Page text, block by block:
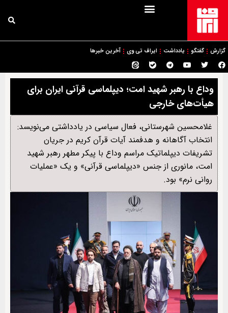
گزارش گفتگو یادداشت ایراف تی وی آخرین خبرها
وداع با رهبر شهید امت؛ دیپلماسی قرآنی ایران برای
هیأت‌های خارجی
غلامحسین شهرستانی، فعال سیاسی در یادداشتی می‌نویسد:
انتخاب آگاهانه و هدفمند آیات قرآن کریم در جریان
تشریفات دیپلماتیک مراسم وداع با پیکر مطهر رهبر شهید
امت، مانوری از جنس «دیپلماسی قرآنی» و یک «عملیات
روانی نرم» بود.